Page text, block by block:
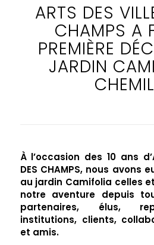
ARTS DES
CHAMPS A
PREMIÈRE
JARDIN
À l’occasion des 10 ans
DES CHAMPS, nous avons
au jardin Camifolia celles
notre aventure depuis
partenaires, élus,
institutions, clients,
et amis.